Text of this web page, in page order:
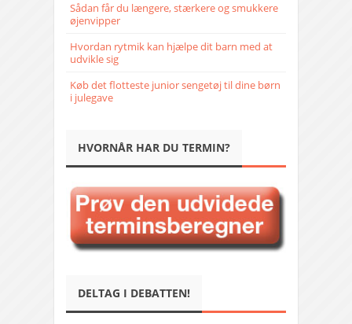
Sådan får du længere, stærkere og smukkere
øjenvipper
Hvordan rytmik kan hjælpe dit barn med at
udvikle sig
Køb det flotteste junior sengetøj til dine børn
i julegave
HVORNÅR HAR DU TERMIN?
DELTAG I DEBATTEN!